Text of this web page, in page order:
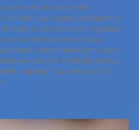
opět vydali do školy potěšit
větší děti. Byla to naše další zkušenost,
Oslavice. Zprvu to možná vypadalo,
protože do třídy jsem vstoupila
šatech a kromě tašek jsem s sebou
na kolečkách. Po bližším pohledu
vápenky“ bylo všem jasné, že